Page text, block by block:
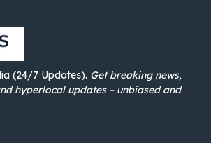
(24/7 Updates). Get breaking news,
hyperlocal updates – unbiased and